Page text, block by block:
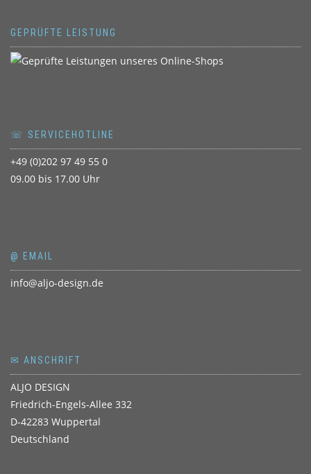
GEPRÜFTE LEISTUNG
☏ SERVICEHOTLINE
+49 (0)202 97 49 55 0
09.00 bis 17.00 Uhr
@ EMAIL
info@aljo-design.de
✉ ANSCHRIFT
ALJO DESIGN
Friedrich-Engels-Allee 332
D-42283 Wuppertal
Deutschland